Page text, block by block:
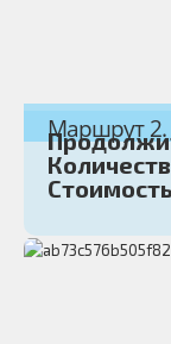
Маршрут 2.